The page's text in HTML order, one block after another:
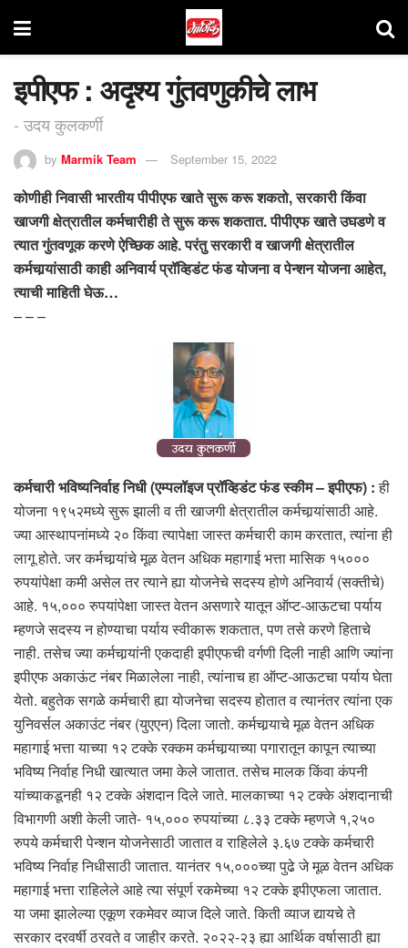
इपीएफ : अदृश्य गुंतवणुकीचे लाभ
- उदय कुलकर्णी
by Marmik Team September 15, 2022
कोणीही निवासी भारतीय पीपीएफ खाते सुरू करू शकतो, सरकारी किंवा
खाजगी क्षेत्रातील कर्मचारीही ते सुरू करू शकतात. पीपीएफ खाते उघडणे व
त्यात गुंतवणूक करणे ऐच्छिक आहे. परंतु सरकारी व खाजगी क्षेत्रातील
कर्मचार्‍यांसाठी काही अनिवार्य प्रॉव्हिडंट फंड योजना व पेन्शन योजना आहेत,
त्याची माहिती घेऊ…
– – –
कर्मचारी भविष्यनिर्वाह निधी (एम्पलॉइज प्रॉव्हिडंट फंड स्कीम – इपीएफ) :ही
योजना १९५२मध्ये सुरू झाली व ती खाजगी क्षेत्रातील कर्मचार्‍यांसाठी आहे.
ज्या आस्थापनांमध्ये २० किंवा त्यापेक्षा जास्त कर्मचारी काम करतात, त्यांना ही
लागू होते. जर कर्मचार्‍यांचे मूळ वेतन अधिक महागाई भत्ता मासिक १५०००
रुपयांपेक्षा कमी असेल तर त्याने ह्या योजनेचे सदस्य होणे अनिवार्य (सक्तीचे)
आहे. १५,००० रुपयांपेक्षा जास्त वेतन असणारे यातून ऑप्ट-आऊटचा पर्याय
म्हणजे सदस्य न होण्याचा पर्याय स्वीकारू शकतात, पण तसे करणे हिताचे
नाही. तसेच ज्या कर्मचार्‍यांनी एकदाही इपीएफची वर्गणी दिली नाही आणि ज्यांना
इपीएफ अकाऊंट नंबर मिळालेला नाही, त्यांनाच हा ऑप्ट-आऊटचा पर्याय घेता
येतो. बहुतेक सगळे कर्मचारी ह्या योजनेचा सदस्य होतात व त्यानंतर त्यांना एक
युनिवर्सल अकाउंट नंबर (युएएन) दिला जातो. कर्मचार्‍याचे मूळ वेतन अधिक
महागाई भत्ता याच्या १२ टक्के रक्कम कर्मचार्‍याच्या पगारातून कापून त्याच्या
भविष्य निर्वाह निधी खात्यात जमा केले जातात. तसेच मालक किंवा कंपनी
यांच्याकडूनही १२ टक्के अंशदान दिले जाते. मालकाच्या १२ टक्के अंशदानाची
विभागणी अशी केली जाते- १५,००० रुपयांच्या ८.३३ टक्के म्हणजे १,२५०
रुपये कर्मचारी पेन्शन योजनेसाठी जातात व राहिलेले ३.६७ टक्के कर्मचारी
भविष्य निर्वाह निधीसाठी जातात. यानंतर १५,०००च्या पुढे जे मूळ वेतन अधिक
महागाई भत्ता राहिलेले आहे त्या संपूर्ण रकमेच्या १२ टक्के इपीएफला जातात.
या जमा झालेल्या एकूण रकमेवर व्याज दिले जाते. किती व्याज द्यायचे ते
सरकार दरवर्षी ठरवते व जाहीर करते. २०२२-२३ ह्या आर्थिक वर्षासाठी ह्या